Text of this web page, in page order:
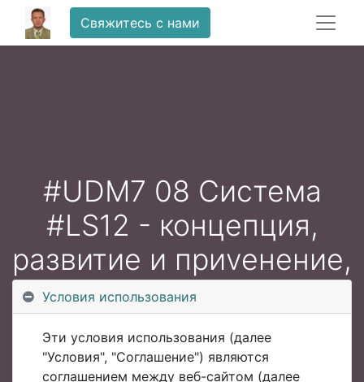
Свяжитесь с нами
#UDM7 08 Система
#LS12 - концепция,
развитие и приvенение,
Сергей Жаринов
Условия использования
Эти условия использования (далее
"Условия", "Соглашение") являются
соглашением между веб-сайтом (далее